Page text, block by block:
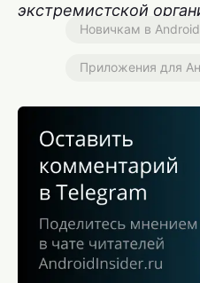
экстремистской
Новичкам в Android
Приложения для